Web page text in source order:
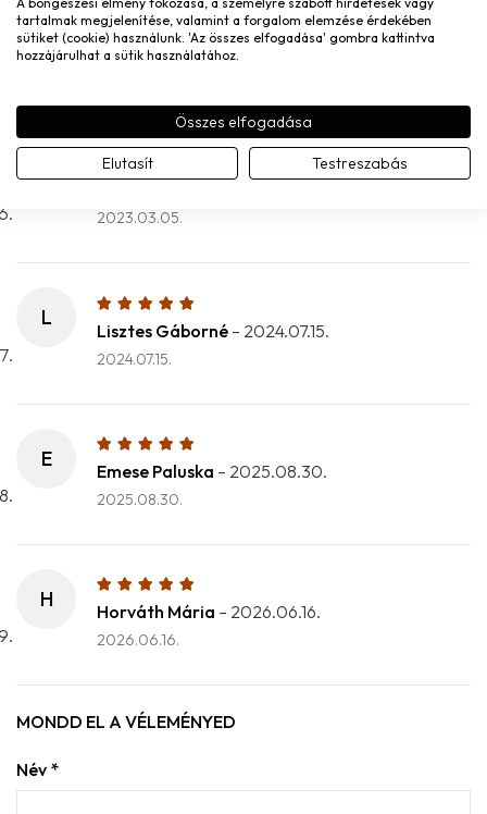
2022.12.04.
Nem kopik, nem színeződik el és mindenhez megy
I
2023.03.05.
L
Lisztes Gáborné – 2024.07.15.
2024.07.15.
E
Emese Paluska – 2025.08.30.
2025.08.30.
H
Horváth Mária – 2026.06.16.
2026.06.16.
MONDD EL A VÉLEMÉNYED
Név *
tartalmak megjelenítése, valamint a forgalom elemzése érdekében
sütiket (cookie) használunk. 'Az összes elfogadása' gombra kattintva
hozzájárulhat a sütik használatához.
Összes elfogadása
Elutasít Testreszabás